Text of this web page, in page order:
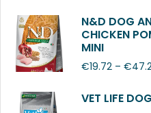
N&D DOG
CHICKEN
MINI
€19.72 – €
VET LIFE